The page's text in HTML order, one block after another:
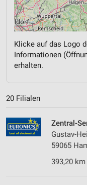
Klicke auf das Logo
Informationen
erhalten.
20 Filialen
Zentral-
Gustav-
59065
393,20